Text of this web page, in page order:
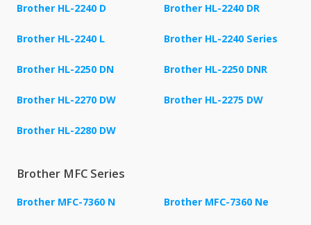
Brother HL-2240 D Brother HL-2240 DR
Brother HL-2240 L Brother HL-2240 Series
Brother HL-2250 DN Brother HL-2250 DNR
Brother HL-2270 DW Brother HL-2275 DW
Brother HL-2280 DW
Brother MFC Series
Brother MFC-7360 N Brother MFC-7360 Ne